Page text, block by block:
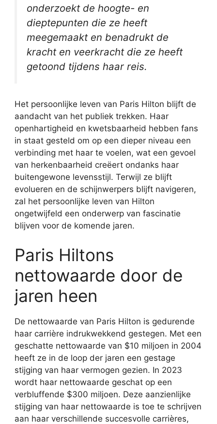
onderzoekt de hoogte- en
dieptepunten die ze heeft
meegemaakt en benadrukt de
kracht en veerkracht die ze heeft
getoond tijdens haar reis.
Het persoonlijke leven van Paris Hilton blijft de
aandacht van het publiek trekken. Haar
openhartigheid en kwetsbaarheid hebben fans
in staat gesteld om op een dieper niveau een
verbinding met haar te voelen, wat een gevoel
van herkenbaarheid creëert ondanks haar
buitengewone levensstijl. Terwijl ze blijft
evolueren en de schijnwerpers blijft navigeren,
zal het persoonlijke leven van Hilton
ongetwijfeld een onderwerp van fascinatie
blijven voor de komende jaren.
Paris Hiltons
nettowaarde door de
jaren heen
De nettowaarde van Paris Hilton is gedurende
haar carrière indrukwekkend gestegen. Met een
geschatte nettowaarde van $10 miljoen in 2004
heeft ze in de loop der jaren een gestage
stijging van haar vermogen gezien. In 2023
wordt haar nettowaarde geschat op een
verbluffende $300 miljoen. Deze aanzienlijke
stijging van haar nettowaarde is toe te schrijven
aan haar verschillende succesvolle carrières,